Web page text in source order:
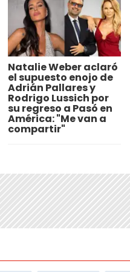
Natalie Weber aclaró
el supuesto enojo de
Adrián Pallares y
Rodrigo Lussich por
su regreso a Pasó en
América: "Me van a
compartir"